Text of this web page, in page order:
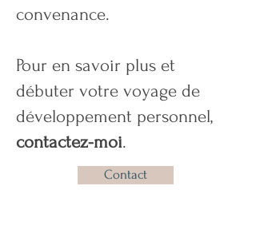
convenance.
Pour en savoir plus et
débuter votre voyage de
développement personnel,
contactez-moi.
Contact